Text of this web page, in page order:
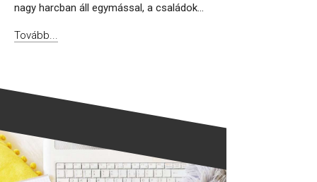
nagy harcban áll egymással, a családok...
Tovább...